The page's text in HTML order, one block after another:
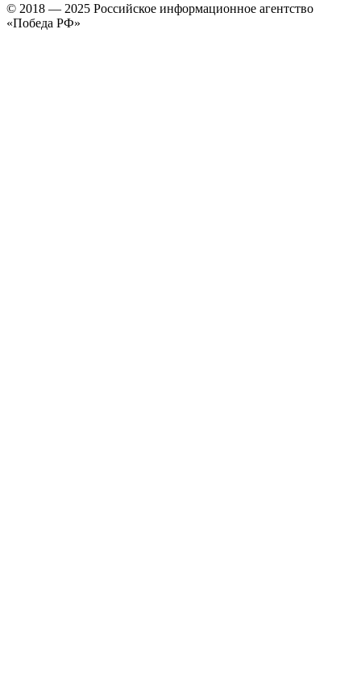
© 2018 — 2025 Российское информационное агентство
«Победа РФ»